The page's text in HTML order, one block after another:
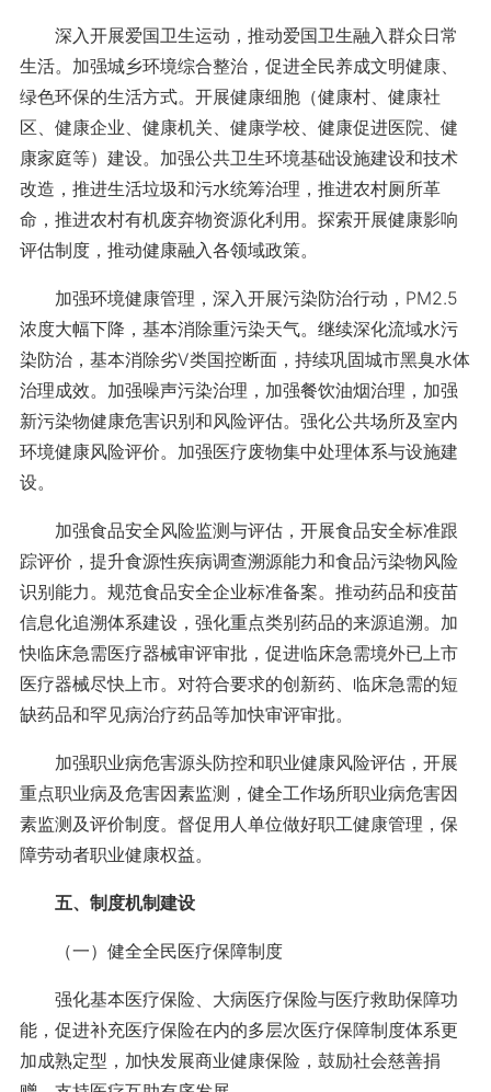
深入开展爱国卫生运动，推动爱国卫生融入群众日常
生活。加强城乡环境综合整治，促进全民养成文明健康、
绿色环保的生活方式。开展健康细胞（健康村、健康社
区、健康企业、健康机关、健康学校、健康促进医院、健
康家庭等）建设。加强公共卫生环境基础设施建设和技术
改造，推进生活垃圾和污水统筹治理，推进农村厕所革
命，推进农村有机废弃物资源化利用。探索开展健康影响
评估制度，推动健康融入各领域政策。
加强环境健康管理，深入开展污染防治行动，PM2.5
浓度大幅下降，基本消除重污染天气。继续深化流域水污
染防治，基本消除劣Ⅴ类国控断面，持续巩固城市黑臭水体
治理成效。加强噪声污染治理，加强餐饮油烟治理，加强
新污染物健康危害识别和风险评估。强化公共场所及室内
环境健康风险评价。加强医疗废物集中处理体系与设施建
设。
加强食品安全风险监测与评估，开展食品安全标准跟
踪评价，提升食源性疾病调查溯源能力和食品污染物风险
识别能力。规范食品安全企业标准备案。推动药品和疫苗
信息化追溯体系建设，强化重点类别药品的来源追溯。加
快临床急需医疗器械审评审批，促进临床急需境外已上市
医疗器械尽快上市。对符合要求的创新药、临床急需的短
缺药品和罕见病治疗药品等加快审评审批。
加强职业病危害源头防控和职业健康风险评估，开展
重点职业病及危害因素监测，健全工作场所职业病危害因
素监测及评价制度。督促用人单位做好职工健康管理，保
障劳动者职业健康权益。
五、制度机制建设
（一）健全全民医疗保障制度
强化基本医疗保险、大病医疗保险与医疗救助保障功
能，促进补充医疗保险在内的多层次医疗保障制度体系更
加成熟定型，加快发展商业健康保险，鼓励社会慈善捐